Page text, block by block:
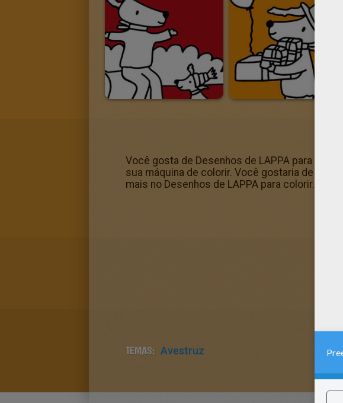
Você gosta de Desenhos de LAPPA para
sua máquina de colorir. Você gostaria de dar
mais no Desenhos de LAPPA para colorir.
TEMAS: Avestruz